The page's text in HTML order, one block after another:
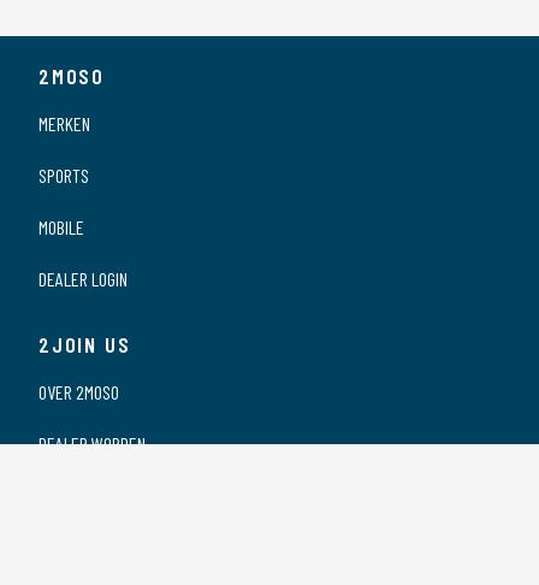
2MOSO
MERKEN
SPORTS
MOBILE
DEALER LOGIN
2JOIN US
OVER 2MOSO
DEALER WORDEN